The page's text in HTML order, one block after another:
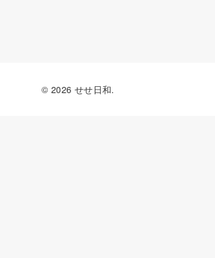
© 2026 せせ日和.